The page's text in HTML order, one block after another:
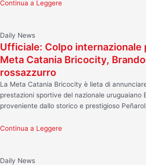
Continua a Leggere
Daily News
Ufficiale: Colpo internazionale
Meta Catania Bricocity,
rossazzurro
La Meta Catania Bricocity è lieta di
prestazioni sportive del nazionale uruguaiano
proveniente dallo storico e prestigioso
Continua a Leggere
Daily News